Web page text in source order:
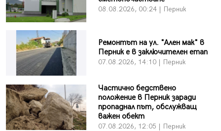
08.08.2026, 00:24 | Перник
Ремонтът на ул. "Ален мак" в
Перник е в заключителен етап
07.08.2026, 14:10 | Перник
Частично бедствено
положение в Перник заради
пропаднал път, обслужващ
важен обект
07.08.2026, 12:05 | Перник